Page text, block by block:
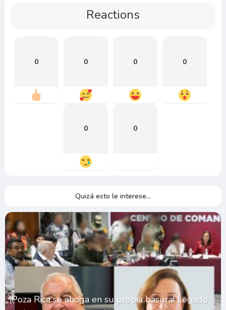
Reactions
0 0 0 0
0 0
Quizá esto le interese...
¡Poza Rica se ahoga en su propia basura! Legado